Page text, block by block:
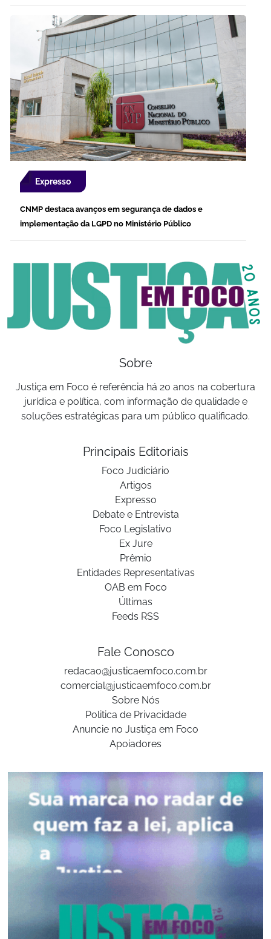
Expresso
CNMP destaca avanços em segurança de dados e
implementação da LGPD no Ministério Público
Sobre
Justiça em Foco é referência há 20 anos na cobertura
jurídica e política, com informação de qualidade e
soluções estratégicas para um público qualificado.
Principais Editoriais
Foco Judiciário
Artigos
Expresso
Debate e Entrevista
Foco Legislativo
Ex Jure
Prêmio
Entidades Representativas
OAB em Foco
Últimas
Feeds RSS
Fale Conosco
redacao@justicaemfoco.com.br
comercial@justicaemfoco.com.br
Sobre Nós
Politica de Privacidade
Anuncie no Justiça em Foco
Apoiadores